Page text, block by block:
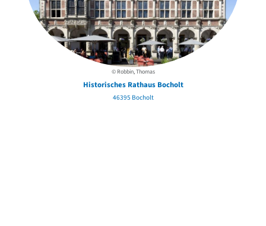
© Robbin, Thomas
Historisches Rathaus Bocholt
46395 Bocholt